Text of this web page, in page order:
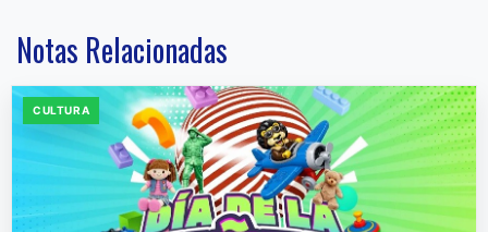
Notas Relacionadas
CULTURA